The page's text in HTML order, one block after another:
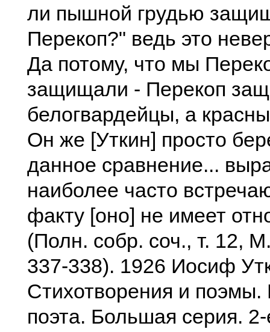
ли пышной грудью
Перекоп?" ведь это
Да потому, что мы
защищали - Перекоп
белогвардейцы, а
Он же [Уткин] просто
данное сравнение...
наиболее часто
факту [оно] не имеет
(Полн. собр. соч., т. 12,
337-338). 1926 Иосиф
Стихотворения и поэмы.
поэта. Большая серия.